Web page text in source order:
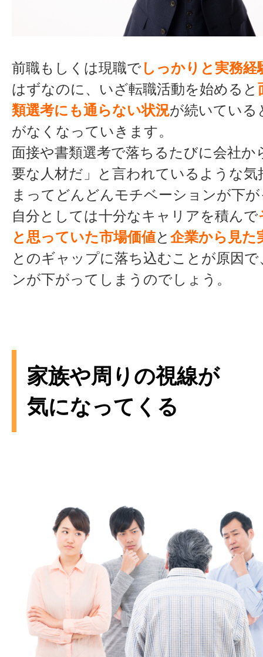
前職もしくは現職でしっかりと実務
はずなのに、いざ転職活動を始めると
類選考にも通らない状況が続いている
がなくなっていきます。
面接や書類選考で落ちるたびに会社か
要な人材だ」と言われているような
まってどんどんモチベーションが下
自分としては十分なキャリアを積んで
と思っていた市場価値と 企業から見た
とのギャップに落ち込むことが原因
ンが下がってしまうのでしょう。
家族や周りの視線が
気になってくる